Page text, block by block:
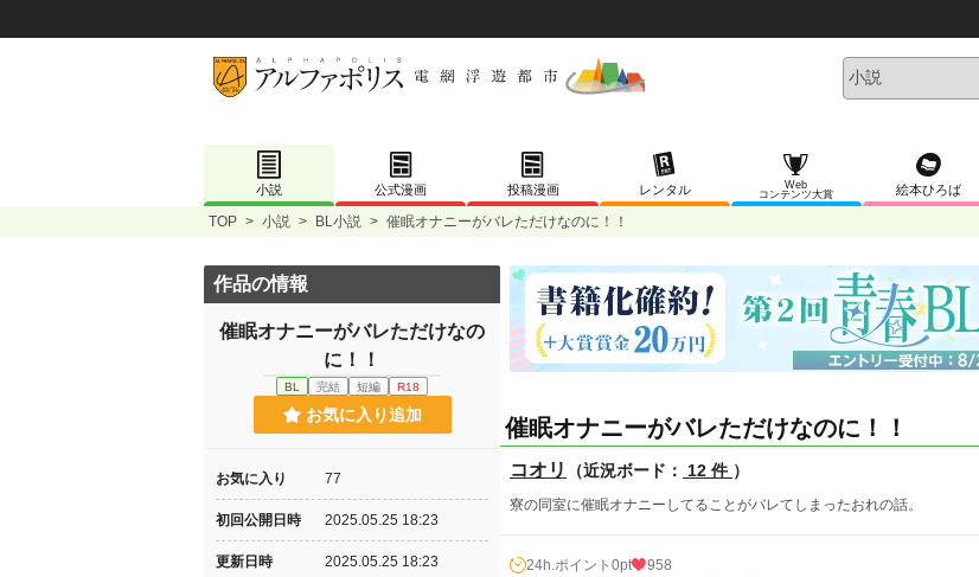
小説 公式漫画 投稿漫画 レンタル
Web
コンテンツ大賞
絵本ひろば
TOP > 小説 > BL小説 > 催眠オナニーがバレただけなのに！！
催眠オナニーがバレただけなのに！！
コオリ （近況ボード： 12 件 ）
寮の同室に催眠オナニーしてることがバレてしまったおれの話。
24h.ポイント 0pt 958
作品の情報
催眠オナニーがバレただけなの
に！！
BL 完結 短編 R18
お気に入り追加
お気に入り 77
初回公開日時 2025.05.25 18:23
更新日時 2025.05.25 18:23